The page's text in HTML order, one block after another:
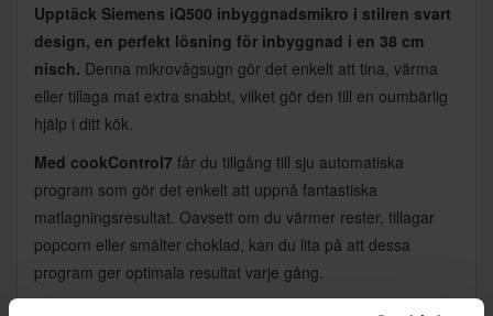
Upptäck Siemens iQ500 inbyggnadsmikro i stilren svart
design, en perfekt lösning för inbyggnad i en 38 cm
nisch. Denna mikrovågsugn gör det enkelt att tina, värma
eller tillaga mat extra snabbt, vilket gör den till en oumbärlig
hjälp i ditt kök.
Med cookControl7 får du tillgång till sju automatiska
program som gör det enkelt att uppnå fantastiska
matlagningsresultat. Oavsett om du värmer rester, tillagar
popcorn eller smälter choklad, kan du lita på att dessa
program ger optimala resultat varje gång.
gör det enkelt att kontrollera